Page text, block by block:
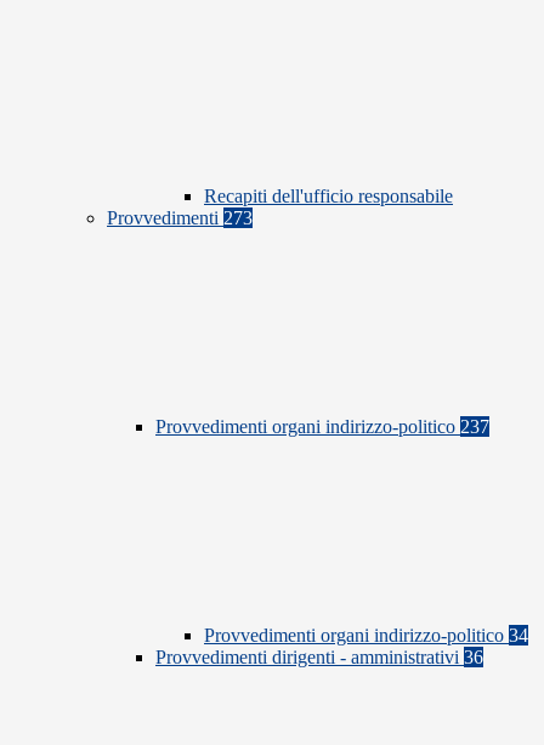
Recapiti dell'ufficio responsabile
Provvedimenti 273
Provvedimenti organi indirizzo-politico 237
Provvedimenti organi indirizzo-politico 34
Provvedimenti dirigenti - amministrativi 36